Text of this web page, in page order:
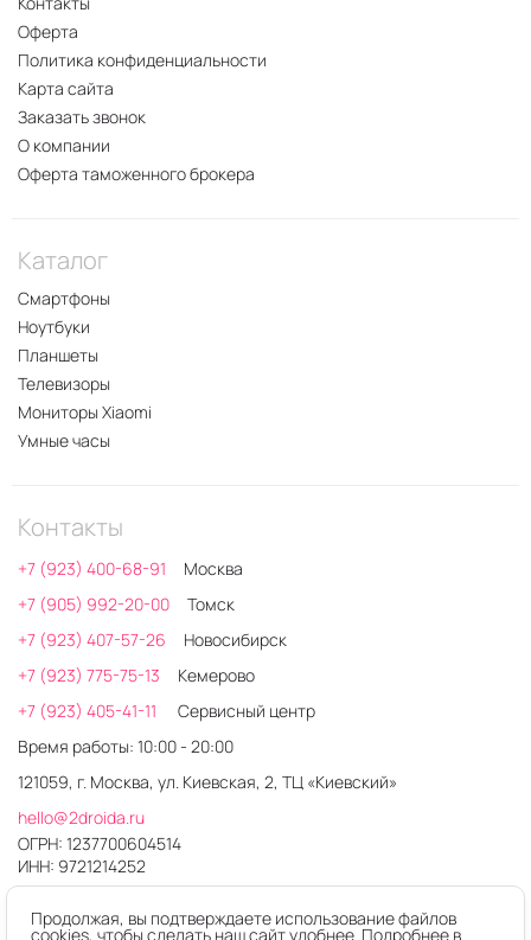
Оферта
Политика конфиденциальности
Карта сайта
Заказать звонок
О компании
Оферта таможенного брокера
Каталог
Смартфоны
Ноутбуки
Планшеты
Телевизоры
Мониторы Xiaomi
Умные часы
Контакты
+7 (923) 400-68-91
Москва
+7 (905) 992-20-00
Томск
+7 (923) 407-57-26
Новосибирск
+7 (923) 775-75-13
Кемерово
+7 (923) 405-41-11
Сервисный центр
Время работы: 10:00 - 20:00
121059, г. Москва, ул. Киевская, 2, ТЦ «Киевский»
hello@2droida.ru
ОГРН: 1237700604514
ИНН: 9721214252
Продолжая, вы подтверждаете использование файлов
cookies, чтобы сделать наш сайт удобнее. Подробнее в